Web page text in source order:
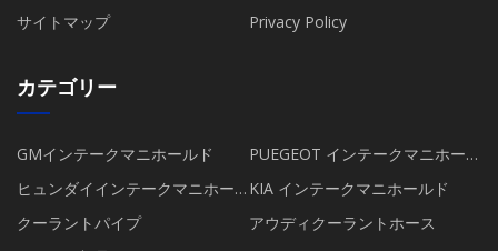
サイトマップ
Privacy Policy
カテゴリー
GMインテークマニホールド
PUEGEOT インテークマニホール
ド
ヒュンダイインテークマニホー
ルド
KIA インテークマニホールド
クーラントパイプ
アウディクーラントホース